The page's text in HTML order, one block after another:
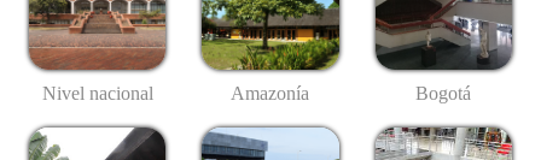
Nivel nacional Amazonía Bogotá